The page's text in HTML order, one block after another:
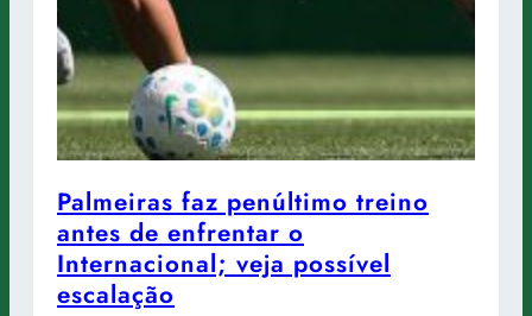
Palmeiras faz penúltimo treino
antes de enfrentar o
Internacional; veja possível
escalação